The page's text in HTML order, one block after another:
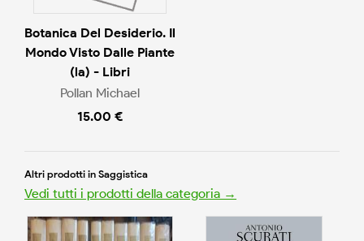
Botanica Del Desiderio. Il
Mondo Visto Dalle Piante
(la) - Libri
Pollan Michael
15.00 €
Altri prodotti in Saggistica
Vedi tutti i prodotti della categoria →